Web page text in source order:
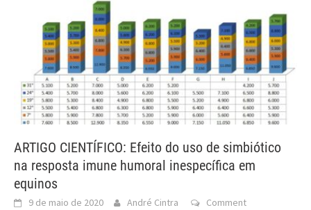
ARTIGO CIENTÍFICO: Efeito do uso de simbiótico
na resposta imune humoral inespecífica em
equinos
9 de maio de 2020 André Cintra Comment